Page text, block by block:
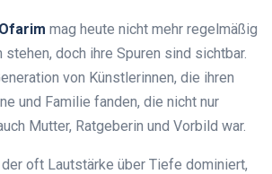
mag heute nicht mehr regelmäßig
doch ihre Spuren sind sichtbar.
von Künstlerinnen, die ihren
und Familie fanden, die nicht nur
Mutter, Ratgeberin und Vorbild war.
der oft Lautstärke über Tiefe dominiert,